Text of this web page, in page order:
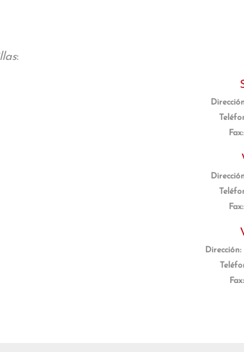
:
Fax:
Fax:
Dirección:
Fax: